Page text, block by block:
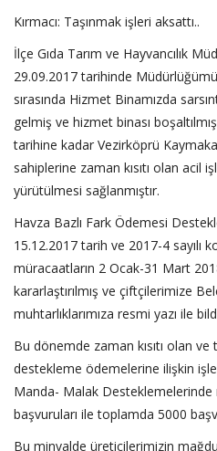
Kırmacı: Taşınmak işleri aksattı..
İlçe Gıda Tarım ve Hayvancılık
29.09.2017 tarihinde
sırasında Hizmet Binamızda
gelmiş ve hizmet binası
tarihine kadar Vezirköprü
sahiplerine zaman kısıtı olan acil
yürütülmesi sağlanmıştır.
Havza Bazlı Fark Ödemesi
15.12.2017 tarih ve 2017-4 sayılı
müracaatların 2 Ocak-31 Mart
kararlaştırılmış ve çiftçilerimize
muhtarlıklarımıza resmi yazı ile
Bu dönemde zaman kısıtı olan
destekleme ödemelerine ilişkin
Manda- Malak
başvuruları ile toplamda 5000
Bu minvalde üreticilerimizin